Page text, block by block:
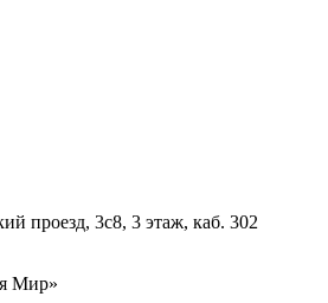
проезд, 3с8, 3 этаж, каб. 302
Мир»